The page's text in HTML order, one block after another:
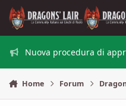
Vai al contenuto
Nuova procedura di
Home Forum